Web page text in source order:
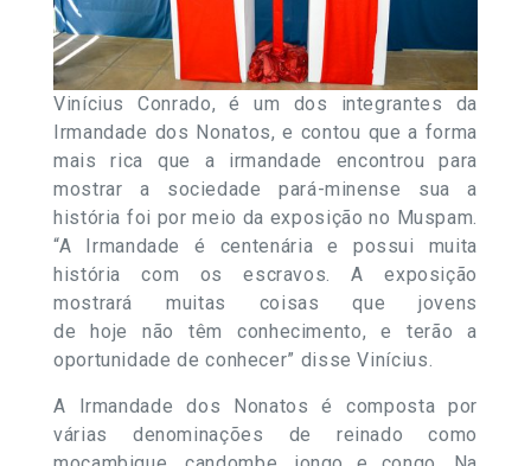
Vinícius Conrado, é um dos integrantes da
Irmandade dos Nonatos, e contou que a forma
mais rica que a irmandade encontrou para
mostrar a sociedade pará-minense sua a
história foi por meio da exposição no Muspam.
“A Irmandade é centenária e possui muita
história com os escravos. A exposição
mostrará muitas coisas que jovens
de hoje não têm conhecimento, eterão a
oportunidade de conhecer” disse Vinícius.
A Irmandade dos Nonatos é composta por
várias denominações de reinado como